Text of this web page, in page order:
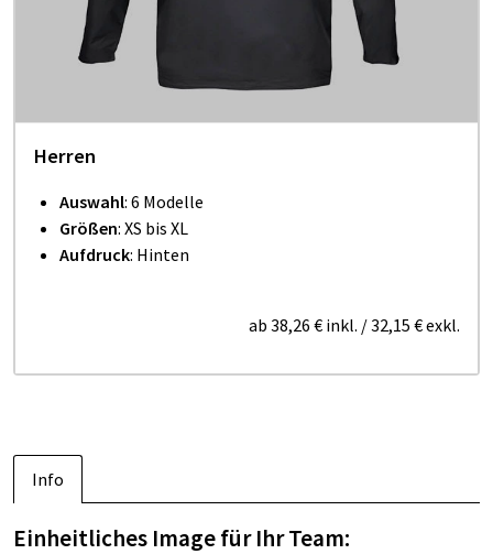
Herren
Auswahl: 6 Modelle
Größen: XS bis XL
Aufdruck: Hinten
ab 38,26 € inkl. /32,15 €exkl.
Info
Einheitliches Image für Ihr Team: